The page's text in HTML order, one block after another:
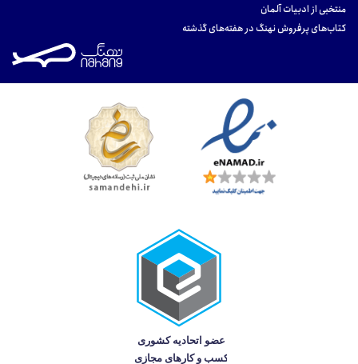
منتخبی از ادبیات آلمان
کتاب‌های پرفروش نهنگ در هفته‌های گذشته